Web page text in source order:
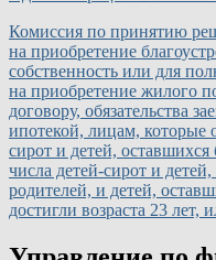
Комиссия по принятию
на приобретение
собственность или для
на приобретение жилого
договору, обязательства
ипотекой, лицам, которые
сирот и детей,
числа детей-сирот и
родителей, и детей,
достигли возраста 23 лет,